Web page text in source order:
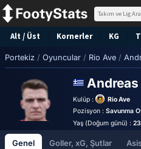
Alt / Üst Kornerler KG
Portekiz / Oyuncular / Rio Ave /
Kulüp : Rio Ave
Pozisyon :Savunma
Yaş (Doğum günü) :
Genel Goller, xG, Şutlar